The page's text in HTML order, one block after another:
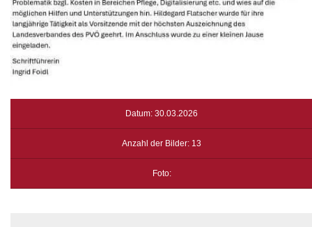
Datum: 30.03.2026
Anzahl der Bilder: 13
Foto: